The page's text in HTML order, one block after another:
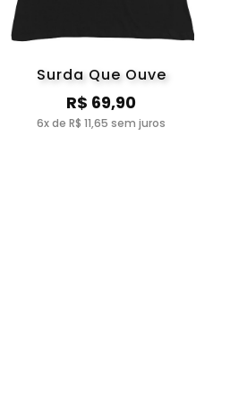
Surda Que Ouve
R$ 69,90
6x de R$ 11,65 sem juros